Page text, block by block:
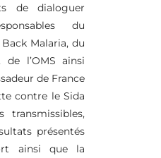
de dialoguer
du
Malaria, du
de l’OMS ainsi
de France
contre le Sida
transmissibles,
présentés
ainsi que la